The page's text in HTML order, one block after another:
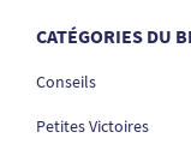
CATÉGORIES DU
Conseils
Petites Victoires